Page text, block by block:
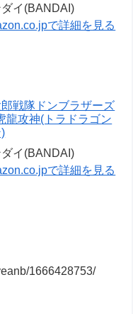
イ(BANDAI)
で詳細を見る
戦隊ドンブラザーズ
龍攻神(トラドラゴン
イ(BANDAI)
で詳細を見る
1666428753/